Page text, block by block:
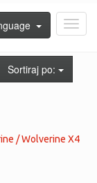
Sortiraj po:
/ Wolverine X4